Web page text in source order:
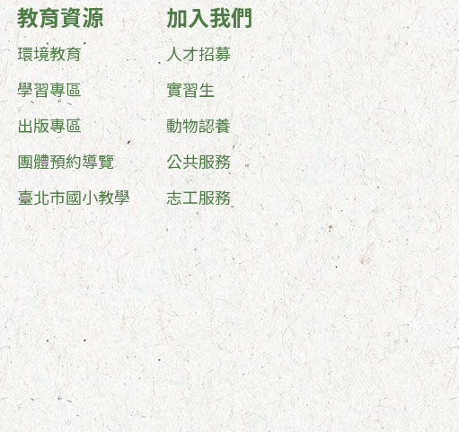
教育資源
環境教育
學習專區
出版專區
團體預約導覽
臺北市國小教學
加入我們
人才招募
實習生
動物認養
公共服務
志工服務